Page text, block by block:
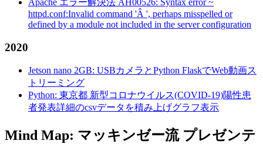
httpd.conf:Invalid command 'Â ', perhaps misspelled or
defined by a module not included in the server configuration
2020
Jetson nano 2GB: USBカメラとPython FlaskでWeb動画ス
トリーミング
Python: 東京都 新型コロナウイルス(COVID-19)陽性患
者発表詳細のcsvデータを積み上げグラフ表示
Mind Map: マッキンゼー流 プレゼンテ